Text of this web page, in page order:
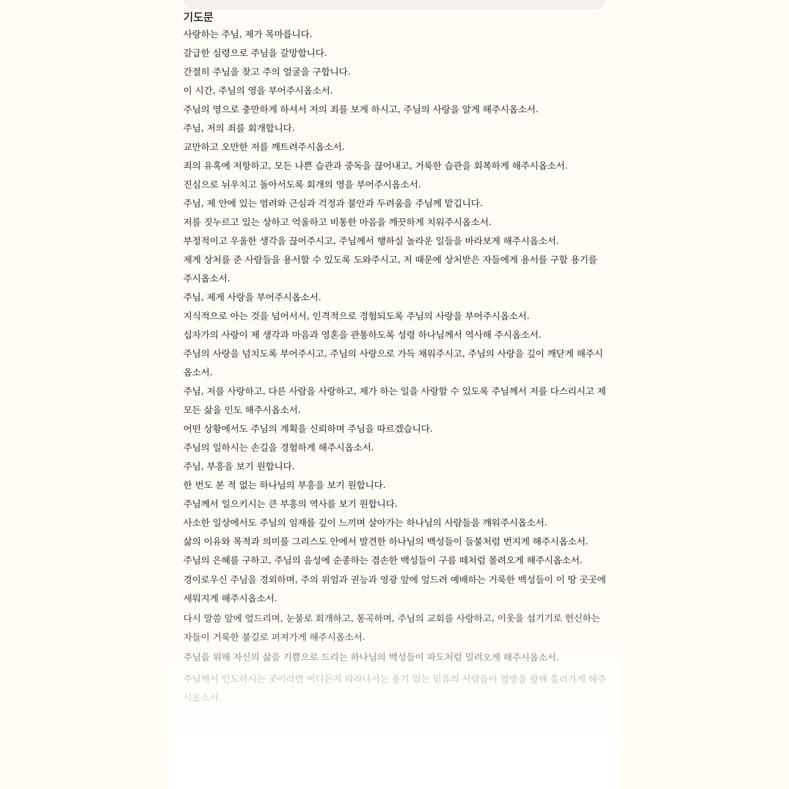
기도문
사랑하는 주님, 제가 목마릅니다.
갈급한 심령으로 주님을 갈망합니다.
간절히 주님을 찾고 주의 얼굴을 구합니다.
이 시간, 주님의 영을 부어주시옵소서.
주님의 영으로 충만하게 하셔서 저의 죄를 보게 하시고, 주님의 사랑을 알게 해주시옵소서.
주님, 저의 죄를 회개합니다.
교만하고 오만한 저를 깨트려주시옵소서.
죄의 유혹에 저항하고, 모든 나쁜 습관과 중독을 끊어내고, 거룩한 습관을 회복하게 해주시옵소서.
진심으로 뉘우치고 돌아서도록 회개의 영을 부어주시옵소서.
주님, 제 안에 있는 염려와 근심과 걱정과 불안과 두려움을 주님께 맡깁니다.
저를 짓누르고 있는 상하고 억울하고 비통한 마음을 깨끗하게 치워주시옵소서.
부정적이고 우울한 생각을 끊어주시고, 주님께서 행하실 놀라운 일들을 바라보게 해주시옵소서.
제게 상처를 준 사람들을 용서할 수 있도록 도와주시고, 저 때문에 상처받은 자들에게 용서를 구할 용기를
주시옵소서.
주님, 제게 사랑을 부어주시옵소서.
지식적으로 아는 것을 넘어서서, 인격적으로 경험되도록 주님의 사랑을 부어주시옵소서.
십자가의 사랑이 제 생각과 마음과 영혼을 관통하도록 성령 하나님께서 역사해 주시옵소서.
주님의 사랑을 넘치도록 부어주시고, 주님의 사랑으로 가득 채워주시고, 주님의 사랑을 깊이 깨닫게 해주시
옵소서.
주님, 저를 사랑하고, 다른 사람을 사랑하고, 제가 하는 일을 사랑할 수 있도록 주님께서 저를 다스리시고 제
모든 삶을 인도 해주시옵소서.
어떤 상황에서도 주님의 계획을 신뢰하며 주님을 따르겠습니다.
주님의 일하시는 손길을 경험하게 해주시옵소서.
주님, 부흥을 보기 원합니다.
한 번도 본 적 없는 하나님의 부흥을 보기 원합니다.
주님께서 일으키시는 큰 부흥의 역사를 보기 원합니다.
사소한 일상에서도 주님의 임재를 깊이 느끼며 살아가는 하나님의 사람들을 깨워주시옵소서.
삶의 이유와 목적과 의미를 그리스도 안에서 발견한 하나님의 백성들이 들불처럼 번지게 해주시옵소서.
주님의 은혜를 구하고, 주님의 음성에 순종하는 겸손한 백성들이 구름 떼처럼 몰려오게 해주시옵소서.
경이로우신 주님을 경외하며, 주의 위엄과 권능과 영광 앞에 엎드려 예배하는 거룩한 백성들이 이 땅 곳곳에
세워지게 해주시옵소서.
다시 말씀 앞에 엎드리며, 눈물로 회개하고, 통곡하며, 주님의 교회를 사랑하고, 이웃을 섬기기로 헌신하는
자들이 거룩한 불길로 퍼져가게 해주시옵소서.
주님을 위해 자신의 삶을 기쁨으로 드리는 하나님의 백성들이 파도처럼 밀려오게 해주시옵소서.
주님께서 인도하시는 곳이라면 어디든지 따라나서는 용기 있는 믿음의 사람들이 열방을 향해 흘러가게 해주
시옵소서.